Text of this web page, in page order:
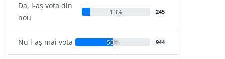
Da, l-aș vota din
nou
13% 245
Nu l-aș mai vota 50% 944